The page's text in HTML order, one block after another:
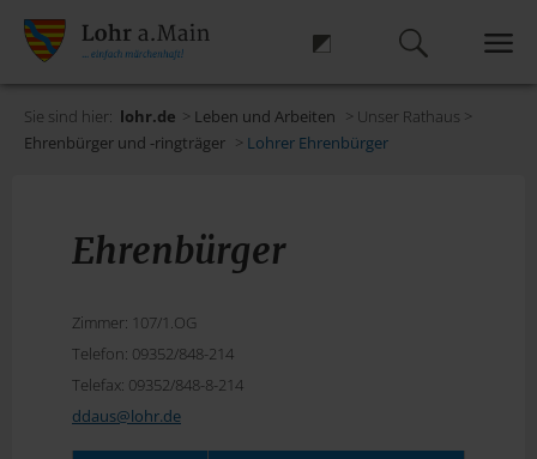
Sie sind hier: lohr.de > Leben und Arbeiten > Unser Rathaus >
Ehrenbürger und -ringträger > Lohrer Ehrenbürger
Ehrenbürger
Zimmer: 107/1.OG
Telefon: 09352/848-214
Telefax: 09352/848-8-214
ddaus@lohr.de